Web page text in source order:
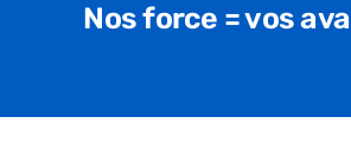
Nos force = vos